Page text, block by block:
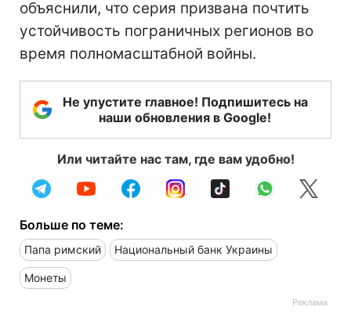
объяснили, что серия призвана почтить
устойчивость пограничных регионов во
время полномасштабной войны.
Не упустите главное! Подпишитесь на
наши обновления в Google!
Или читайте нас там, где вам удобно!
Больше по теме:
Папа римский Национальный банк Украины
Монеты